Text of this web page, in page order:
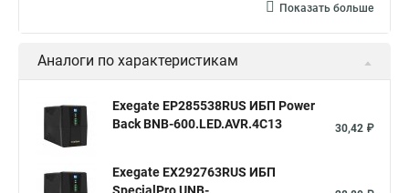
Показать больше
Аналоги по характеристикам
Exegate EP285538RUS ИБП Power
Back BNB-600.LED.AVR.4C13
30,42 ₽
Exegate EX292763RUS ИБП